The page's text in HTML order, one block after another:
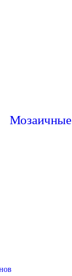
Мозаичные